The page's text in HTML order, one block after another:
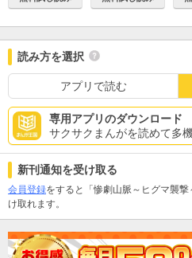
読み方を選択
アプリで読む
専用アプリのダウンロード
サクサクまんがを読めて多機
新刊通知を受け取る
会員登録をすると「惨劇山脈～ヒグマ襲
け取れます。